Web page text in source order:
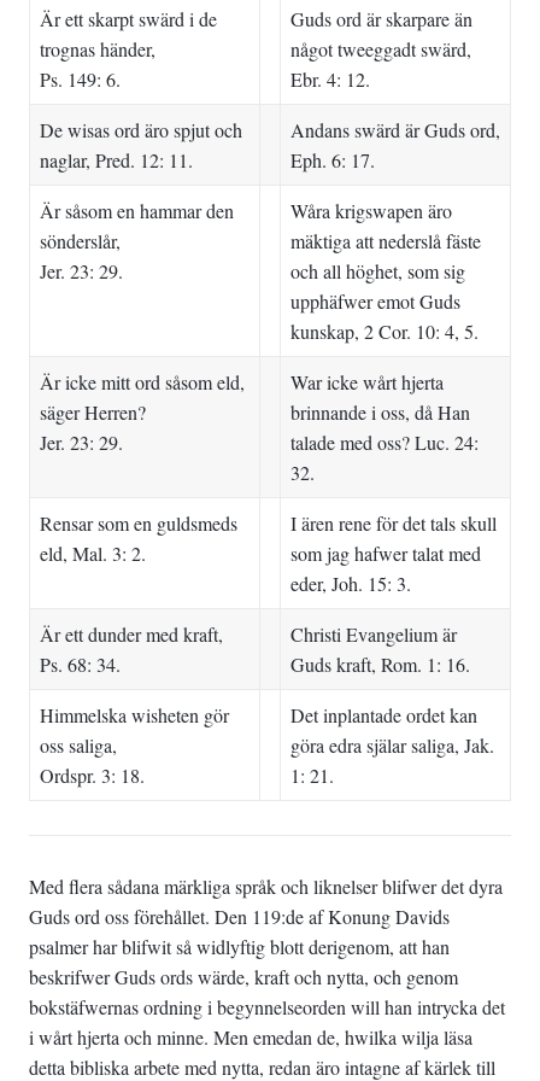
Är ett skarpt swärd i de
trognas händer,
Ps. 149: 6.
Guds ord är skarpare än
något tweeggadt swärd,
Ebr. 4: 12.
De wisas ord äro spjut och
naglar, Pred. 12: 11.
Andans swärd är Guds ord,
Eph. 6: 17.
Är såsom en hammar den
sönderslår,
Jer. 23: 29.
Wåra krigswapen äro
mäktiga att nederslå fäste
och all höghet, som sig
upphäfwer emot Guds
kunskap, 2 Cor. 10: 4, 5.
Är icke mitt ord såsom eld,
säger Herren?
Jer. 23: 29.
War icke wårt hjerta
brinnande i oss, då Han
talade med oss? Luc. 24:
32.
Rensar som en guldsmeds
eld, Mal. 3: 2.
I ären rene för det tals skull
som jag hafwer talat med
eder, Joh. 15: 3.
Är ett dunder med kraft,
Ps. 68: 34.
Christi Evangelium är
Guds kraft, Rom. 1: 16.
Himmelska wisheten gör
oss saliga,
Ordspr. 3: 18.
Det inplantade ordet kan
göra edra själar saliga, Jak.
1: 21.
Med flera sådana märkliga språk och liknelser blifwer det dyra
Guds ord oss förehållet. Den 119:de af Konung Davids
psalmer har blifwit så widlyftig blott derigenom, att han
beskrifwer Guds ords wärde, kraft och nytta, och genom
bokstäfwernas ordning i begynnelseorden will han intrycka det
i wårt hjerta och minne. Men emedan de, hwilka wilja läsa
detta bibliska arbete med nytta, redan äro intagne af kärlek till